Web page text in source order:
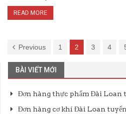
READ MORE
Previous 1 2 3 4
BÀI VIẾT MỚI
Đơn hàng thực phẩm Đài Loan
Đơn hàng cơ khí Đài Loan